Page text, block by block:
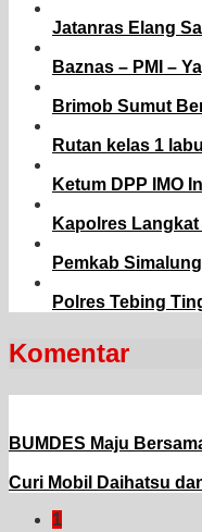
Jatanras Elang
Baznas – PMI –
Brimob Sumut
Rutan kelas 1
Ketum DPP IMO
Kapolres
Pemkab
Polres Tebing
Komentar
BUMDES Maju
Curi Mobil Daihatsu
1